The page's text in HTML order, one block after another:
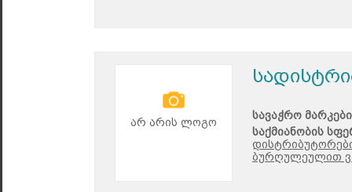
არ არის ლოგო
სავაჭრო
საქმიანობის
ბურღულეულით